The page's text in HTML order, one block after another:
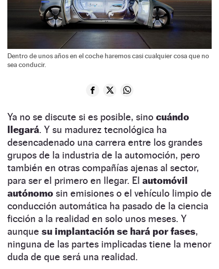
Dentro de unos años en el coche haremos casi cualquier cosa que no
sea conducir.
Ya no se discute si es posible, sino cuándo
llegará. Y su madurez tecnológica ha
desencadenado una carrera entre los grandes
grupos de la industria de la automoción, pero
también en otras compañías ajenas al sector,
para ser el primero en llegar. El automóvil
autónomo sin emisiones o el vehículo limpio de
conducción automática ha pasado de la ciencia
ficción a la realidad en solo unos meses. Y
aunque su implantación se hará por fases,
ninguna de las partes implicadas tiene la menor
duda de que será una realidad.